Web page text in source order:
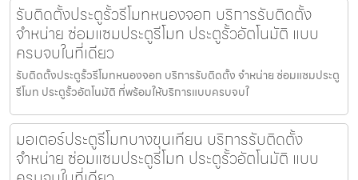
รับติดตั้งประตูรั้วรีโมทหนองจอก บริการรับติดตั้ง
จำหน่าย ซ่อมแซมประตูรีโมท ประตูรั้วอัตโนมัติ แบบ
ครบจบในที่เดียว
รับติดตั้งประตูรั้วรีโมทหนองจอก บริการรับติดตั้ง จำหน่าย ซ่อมแซมประตู
รีโมท ประตูรั้วอัตโนมัติ ที่พร้อมให้บริการแบบครบจบใ
มอเตอร์ประตูรีโมทบางขุนเทียน บริการรับติดตั้ง
จำหน่าย ซ่อมแซมประตูรีโมท ประตูรั้วอัตโนมัติ แบบ